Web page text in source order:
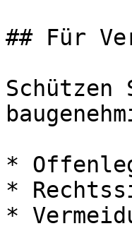
## Für
*
*
*